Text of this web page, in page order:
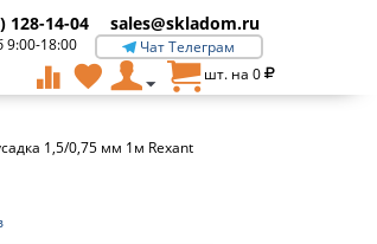
128-14-04 sales@skladom.ru
9:00-18:00
Чат Телеграм
шт. на 0
1,5/0,75 мм 1м Rexant